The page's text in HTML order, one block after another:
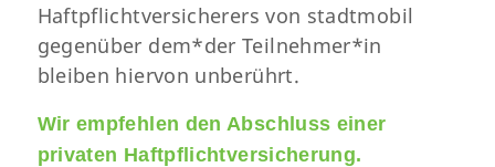
Haftpflichtversicherers von stadtmobil
gegenüber dem*der Teilnehmer*in
bleiben hiervon unberührt.
Wir empfehlen den Abschluss einer
privaten Haftpflichtversicherung.